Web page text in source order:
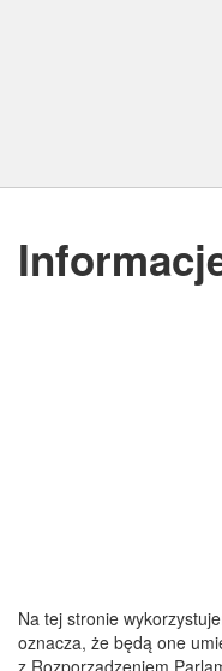
Na tej stronie
oznacza, że będą one
z Rozporządzeniem